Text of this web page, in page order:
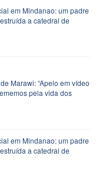
em Mindanao: um padre
a catedral de
Marawi: “Apelo em vídeo
pela vida dos
em Mindanao: um padre
a catedral de